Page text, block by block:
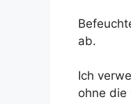
ab.
Ich
ohne die